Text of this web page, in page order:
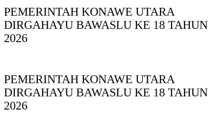
PEMERINTAH KONAWE UTARA
DIRGAHAYU BAWASLU KE 18 TAHUN
2026
PEMERINTAH KONAWE UTARA
DIRGAHAYU BAWASLU KE 18 TAHUN
2026